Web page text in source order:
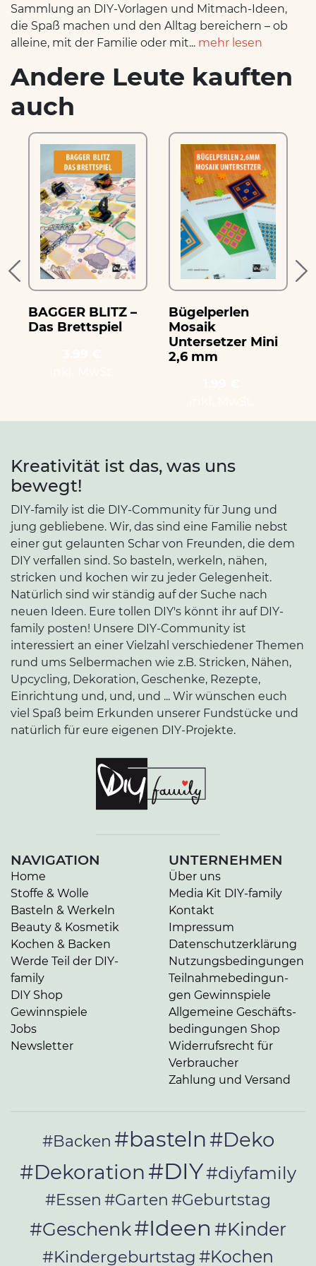
Sammlung an DIY-Vorlagen und Mitmach-Ideen,
die Spaß machen und den Alltag bereichern – ob
alleine, mit der Familie oder mit... mehr lesen
Andere Leute kauften
auch
BAGGER BLITZ –
Das Brettspiel
Bügelperlen
Mosaik
Untersetzer Mini
2,6 mm
Kreativität ist das, was uns
bewegt!
DIY-family ist die DIY-Community für Jung und
jung gebliebene. Wir, das sind eine Familie nebst
einer gut gelaunten Schar von Freunden, die dem
DIY verfallen sind. So basteln, werkeln, nähen,
stricken und kochen wir zu jeder Gelegenheit.
Natürlich sind wir ständig auf der Suche nach
neuen Ideen. Eure tollen DIY's könnt ihr auf DIY-
family posten! Unsere DIY-Community ist
interessiert an einer Vielzahl verschiedener Themen
rund ums Selbermachen wie z.B. Stricken, Nähen,
Upcycling, Dekoration, Geschenke, Rezepte,
Einrichtung und, und, und ... Wir wünschen euch
viel Spaß beim Erkunden unserer Fundstücke und
natürlich für eure eigenen DIY-Projekte.
NAVIGATION
Home
Stoffe & Wolle
Basteln & Werkeln
Beauty & Kosmetik
Kochen & Backen
Werde Teil der DIY-
family
DIY Shop
Gewinnspiele
Jobs
Newsletter
UNTERNEHMEN
Über uns
Media Kit DIY-family
Kontakt
Impressum
Da­ten­schutz­er­klä­rung
Nut­zungs­be­din­gun­gen
Teil­nah­me­be­din­gun­
gen Gewinnspiele
Allgemeine Ge­schäfts­
be­din­gun­gen Shop
Widerrufsrecht für
Verbraucher
Zahlung und Versand
#Backen #basteln#Deko
#Dekoration #DIY#diyfamily
#Essen #Garten #Geburtstag
#Geschenk#Ideen #Kinder
#Kindergeburtstag #Kochen